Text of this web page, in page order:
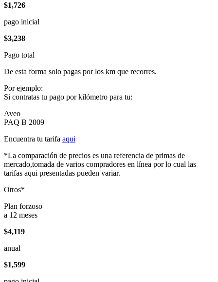
$1,726
pago inicial
$3,238
Pago total
De esta forma solo pagas por los km que recorres.
Por ejemplo:
Si contratas tu pago por kilómetro para tu:
Aveo
PAQ B 2009
Encuentra tu tarifa aqui
*La comparación de precios es una referencia de primas de
mercado,tomada de varios compradores en línea por lo cual las
tarifas aqui presentadas pueden variar.
Otros*
Plan forzoso
a 12 meses
$4,119
anual
$1,599